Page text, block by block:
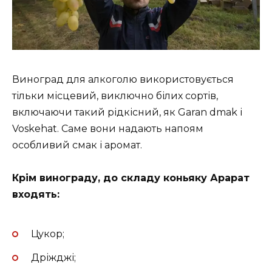
Виноград для алкоголю використовується
тільки місцевий, виключно білих сортів,
включаючи такий рідкісний, як Garan dmak і
Voskehat. Саме вони надають напоям
особливий смак і аромат.
Крім винограду, до складу коньяку Арарат
входять:
Цукор;
Дріжджі;